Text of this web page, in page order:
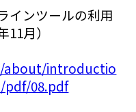
インツールの利用
月）
about/introductio
08.pdf